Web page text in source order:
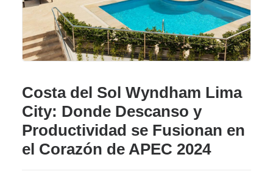
ES
(+51) 01 200 9200
Costa del Sol Wyndham Lima
City: Donde Descanso y
Productividad se Fusionan en
el Corazón de APEC 2024